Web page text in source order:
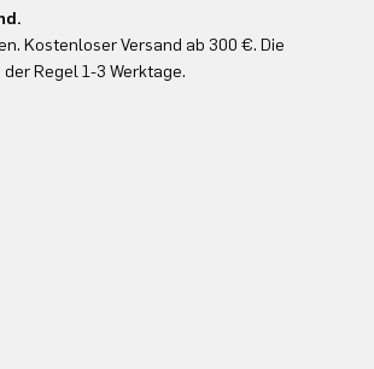
Kostenloser Versand ab 300 €. Die
Regel 1-3 Werktage.